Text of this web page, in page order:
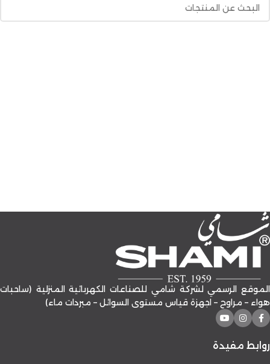
الموقع الرسمي لشركة شامي للصناعات الكهربائية المنزلية (ساحبات
هواء – مراوح – اجهزة قياس مستوى السوائل – مبردات ماء)
روابط مفيدة